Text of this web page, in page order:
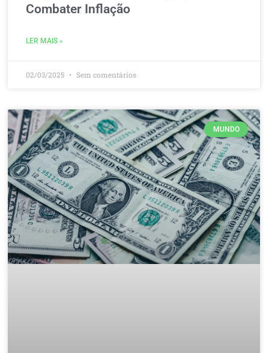
Combater Inflação
LER MAIS »
02/03/2025 Sem comentários
MUNDO